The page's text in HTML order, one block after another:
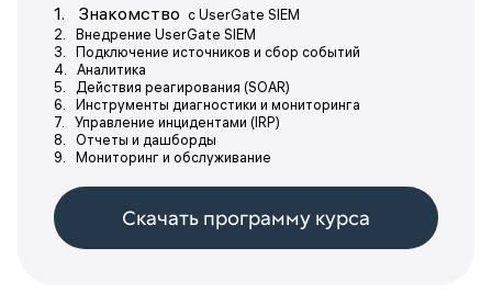
1. Знакомство с UserGate SIEM
2. Внедрение UserGate SIEM
3. Подключение источников и сбор событий
4. Аналитика
5. Действия реагирования (SOAR)
6. Инструменты диагностики и мониторинга
7. Управление инцидентами (IRP)
8. Отчеты и дашборды
9. Мониторинг и обслуживание
Скачать программу курса